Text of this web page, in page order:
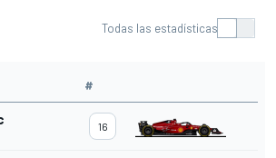
Todas las estadísticas
#
16